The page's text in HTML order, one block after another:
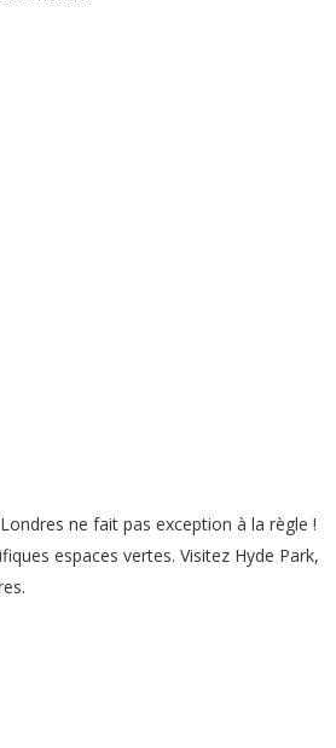
ne fait pas exception à la règle !
espaces vertes. Visitez Hyde Park,